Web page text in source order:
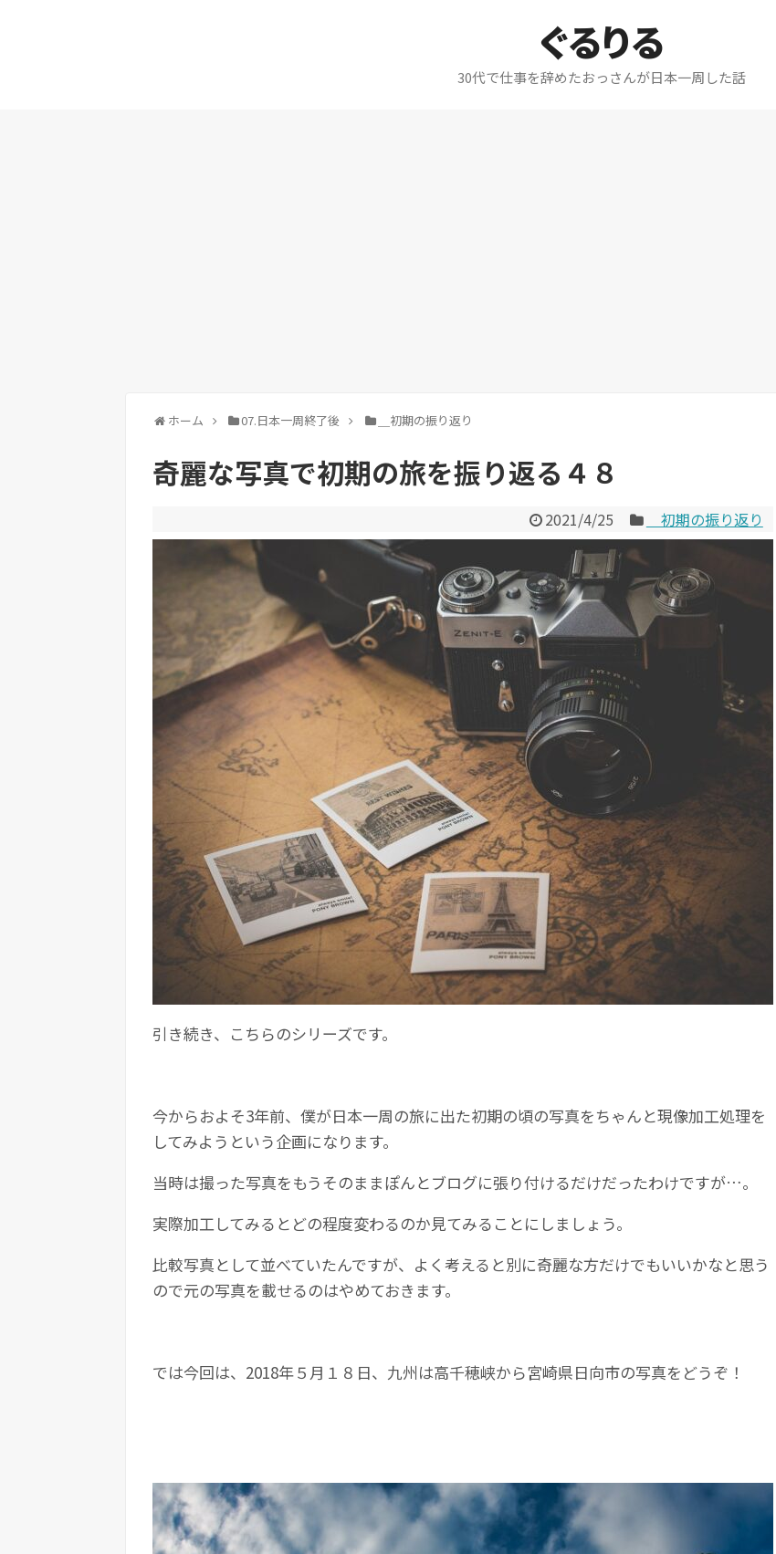
ぐるりる
30代で仕事を辞めたおっさんが日本一周した話
ホーム 07.日本一周終了後 ＿初期の振り返り
奇麗な写真で初期の旅を振り返る４８
2021/4/25 ＿初期の振り返り
引き続き、こちらのシリーズです。
今からおよそ3年前、僕が日本一周の旅に出た初期の頃の写真をちゃんと現像加工処理を
してみようという企画になります。
当時は撮った写真をもうそのままぽんとブログに張り付けるだけだったわけですが…。
実際加工してみるとどの程度変わるのか見てみることにしましょう。
比較写真として並べていたんですが、よく考えると別に奇麗な方だけでもいいかなと思う
ので元の写真を載せるのはやめておきます。
では今回は、2018年５月１８日、九州は高千穂峡から宮崎県日向市の写真をどうぞ！